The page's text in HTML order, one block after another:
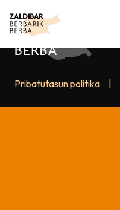
Pribatutasun politika